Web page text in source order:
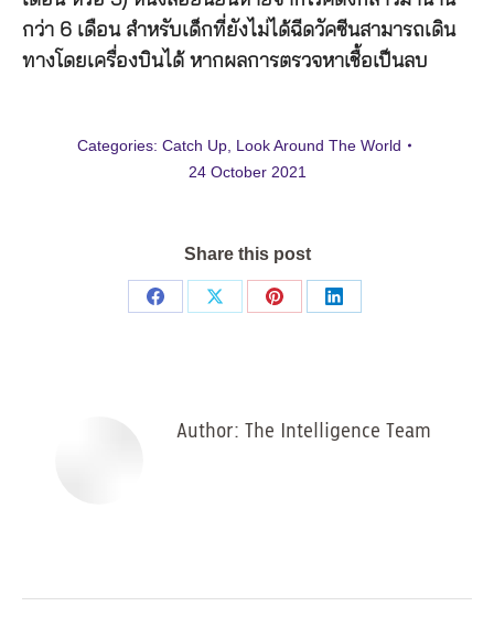
กว่า 6 เดือน สำหรับเด็กที่ยังไม่ได้ฉีดวัคซีนสามารถเดิน
ทางโดยเครื่องบินได้ หากผลการตรวจหาเชื้อเป็นลบ
Categories: Catch Up, Look Around The World
24 October 2021
Share this post
Share
Share
Share
Share
Author: The Intelligence Team